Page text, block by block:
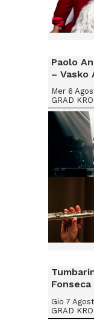
Paolo
– Vasko
Mer 6
GRAD
Gio 7
GRAD